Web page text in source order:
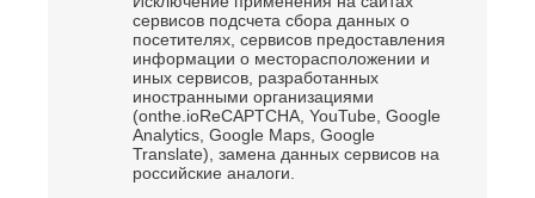
сервисов подсчета сбора данных о
посетителях, сервисов предоставления
информации о месторасположении и
иных сервисов, разработанных
иностранными организациями
(onthe.ioReCAPTCHA, YouTube, Google
Analytics, Google Maps, Google
Translate), замена данных сервисов на
российские аналоги.